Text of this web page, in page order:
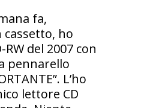
fa,
ho
del 2007 con
pennarello
L’ho
lettore CD